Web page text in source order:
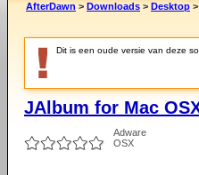
AfterDawn > Downloads > Desktop >
Dit is een oude versie van deze
JAlbum for Mac
Adware
OSX